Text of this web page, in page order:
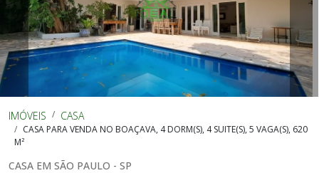
CONTATO
ÁREA
DO
CLIENTE
IMÓVEIS CASA
CASA PARA VENDA NO BOAÇAVA, 4 DORM(S), 4 SUITE(S), 5 VAGA(S), 620
M²
CASA EM SÃO PAULO - SP